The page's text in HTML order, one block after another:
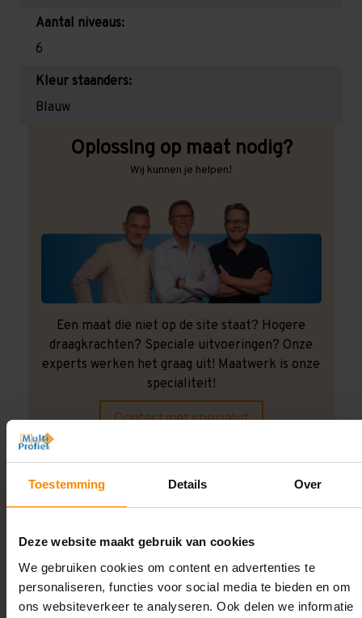
Toestemming Details Over
Deze website maakt gebruik van cookies
We gebruiken cookies om content en advertenties te
personaliseren, functies voor social media te bieden en om
ons websiteverkeer te analyseren. Ook delen we informatie
Aantal niveaus:
6
Kleur staanders:
Blauw
Oplossing op maat nodig?
Wij kunnen je helpen!
Een maat die niet op de site staat? Hogere
draagkrachten? Speciale uitvoeringen? Onze
experts werken het graag uit! Maatwerk is onze
specialiteit!
Contact met specialist
Montage uitbesteden?